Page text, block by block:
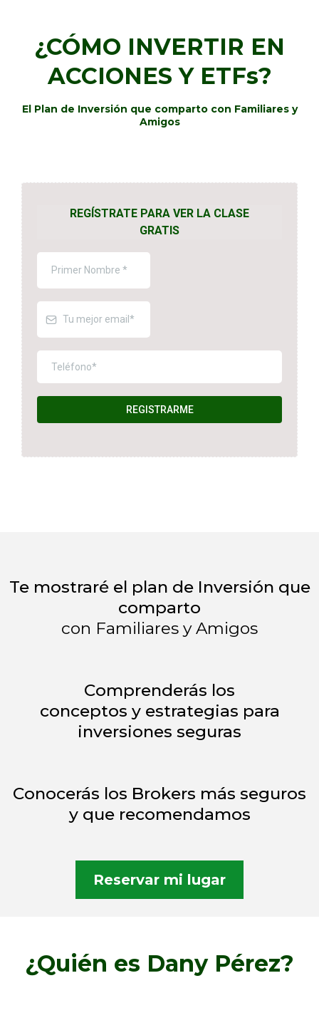
¿CÓMO INVERTIR EN
ACCIONES Y ETFs?
El Plan de Inversión que comparto con Familiares y
Amigos
REGÍSTRATE PARA VER LA CLASE
GRATIS
REGISTRARME
Te mostraré el plan de Inversión que
comparto
con Familiares y Amigos
Comprenderás los
conceptos y estrategias para
inversiones seguras
Conocerás los Brokers más seguros
y que recomendamos
Reservar mi lugar
¿Quién es Dany Pérez?